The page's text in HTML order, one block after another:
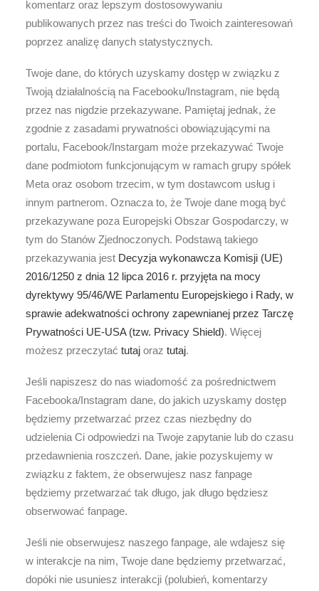
komentarz oraz lepszym dostosowywaniu
publikowanych przez nas treści do Twoich zainteresowań
poprzez analizę danych statystycznych.
Twoje dane, do których uzyskamy dostęp w związku z
Twoją działalnością na Facebooku/Instagram, nie będą
przez nas nigdzie przekazywane. Pamiętaj jednak, że
zgodnie z zasadami prywatności obowiązującymi na
portalu, Facebook/Instargam może przekazywać Twoje
dane podmiotom funkcjonującym w ramach grupy spółek
Meta oraz osobom trzecim, w tym dostawcom usług i
innym partnerom. Oznacza to, że Twoje dane mogą być
przekazywane poza Europejski Obszar Gospodarczy, w
tym do Stanów Zjednoczonych. Podstawą takiego
przekazywania jest Decyzja wykonawcza Komisji (UE)
2016/1250 z dnia 12 lipca 2016 r. przyjęta na mocy
dyrektywy 95/46/WE Parlamentu Europejskiego i Rady, w
sprawie adekwatności ochrony zapewnianej przez Tarczę
Prywatności UE-USA (tzw. Privacy Shield). Więcej
możesz przeczytać tutaj oraz tutaj.
Jeśli napiszesz do nas wiadomość za pośrednictwem
Facebooka/Instagram dane, do jakich uzyskamy dostęp
będziemy przetwarzać przez czas niezbędny do
udzielenia Ci odpowiedzi na Twoje zapytanie lub do czasu
przedawnienia roszczeń. Dane, jakie pozyskujemy w
związku z faktem, że obserwujesz nasz fanpage
będziemy przetwarzać tak długo, jak długo będziesz
obserwować fanpage.
Jeśli nie obserwujesz naszego fanpage, ale wdajesz się
w interakcje na nim, Twoje dane będziemy przetwarzać,
dopóki nie usuniesz interakcji (polubień, komentarzy